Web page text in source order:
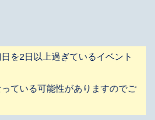
を2日以上過ぎているイベント
ている可能性がありますのでご